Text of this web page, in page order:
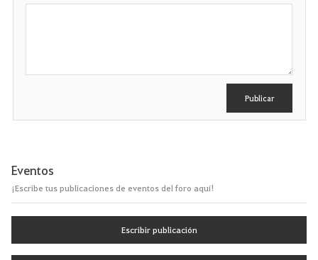
E
i
Publicar
Eventos
¡Escribe tus publicaciones de eventos del foro aquí!
Escribir publicación